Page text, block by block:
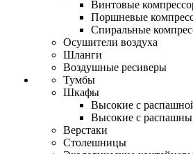
Винтовые
Поршневые
Спиральные
Осушители воздуха
Шланги
Воздушные ресиверы
Тумбы
Шкафы
Высокие с
Высокие с
Верстаки
Столешницы